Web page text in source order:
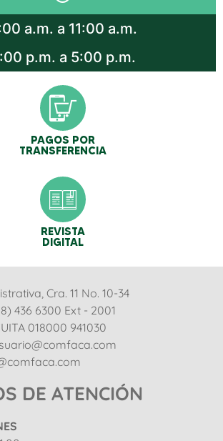
a.m. a 11:00 a.m.
p.m. a 5:00 p.m.
PAGOS POR
TRANSFERENCIA
REVISTA
DIGITAL
Cra. 11 No. 10-34
436 6300 Ext - 2001
018000 941030
DE ATENCIÓN